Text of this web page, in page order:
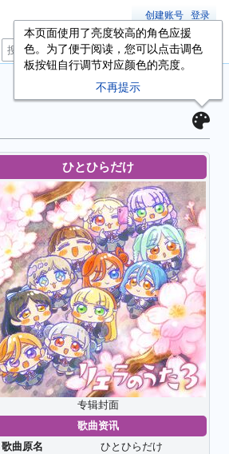
ひとひらだけ
专辑封面
歌曲资讯
歌曲原名
ひとひらだけ
创建账号 登录
搜
索
本页面使用了亮度较高的角色应援
色。为了便于阅读，您可以点击调色
板按钮自行调节对应颜色的亮度。
不再提示